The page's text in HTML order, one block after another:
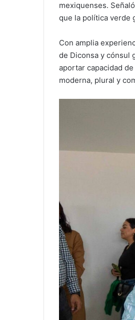
mexiquenses.
que la política verde
Con amplia
de Diconsa y cónsul
aportar capacidad
moderna, plural y